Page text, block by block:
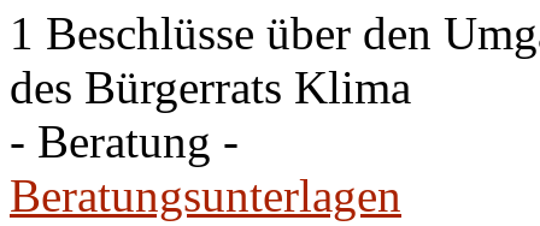
1 Beschlüsse über den
des Bürgerrats Klima
- Beratung -
Beratungsunterlagen